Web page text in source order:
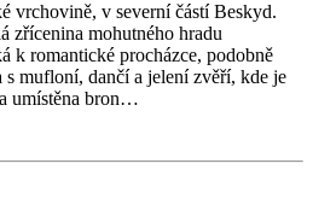
vrchovině, v severní částí Beskyd.
zřícenina mohutného hradu
k romantické procházce, podobně
s mufloní, dančí a jelení zvěří, kde je
umístěna bron…